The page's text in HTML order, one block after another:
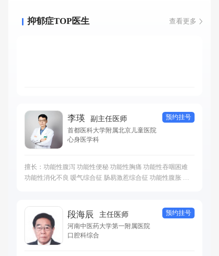
抑郁症TOP医生 查看更多
李瑛 副主任医师
首都医科大学附属北京儿童医院
心身医学科
预约挂号
擅长：功能性腹泻 功能性便秘 功能性胸痛 功能性吞咽困难
功能性消化不良 嗳气综合征 肠易激惹综合征 功能性腹胀 功
震颤 功能性肌无力 功能性抽搐 功能性步态障碍 功能性肌张
力障碍 心因性癫痫 心因性发热 功能性视力障碍 功能性感觉
障碍 功能性头晕头痛 功能性尿频 功能性尿急 功能性遗尿 过
度换气综合征 功能性呼吸困难 功能性咳嗽 神经性皮炎 心因
段海辰 主任医师
河南中医药大学第一附属医院
口腔科综合
预约挂号